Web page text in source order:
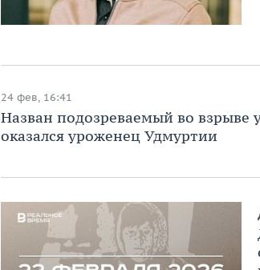
24 фев, 16:41
Назван подозреваемый во взрыве
оказался уроженец Удмуртии